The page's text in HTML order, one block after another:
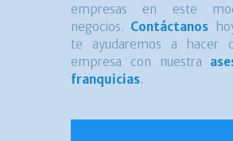
empresas en este
negocios. Contáctanos
te ayudaremos a hacer
empresa con nuestra
franquicias.